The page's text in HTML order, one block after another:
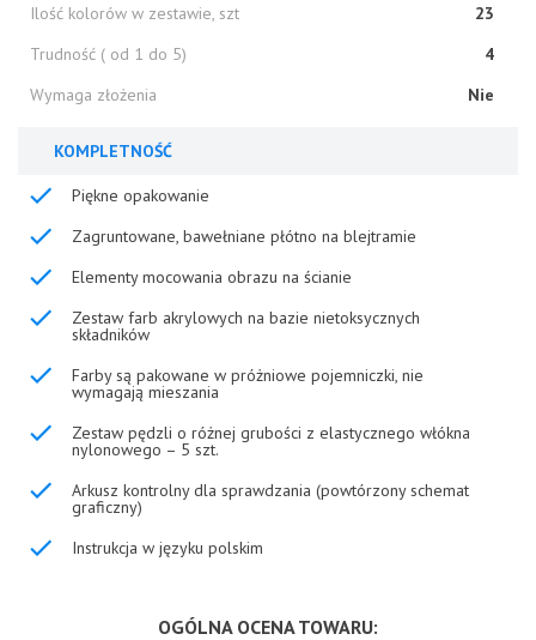
Ilość kolorów w zestawie, szt
23
Trudność ( od 1 do 5)
4
Wymaga złożenia
Nie
KOMPLETNOŚĆ
Piękne opakowanie
Zagruntowane, bawełniane płótno na blejtramie
Elementy mocowania obrazu na ścianie
Zestaw farb akrylowych na bazie nietoksycznych
składników
Farby są pakowane w próżniowe pojemniczki, nie
wymagają mieszania
Zestaw pędzli o różnej grubości z elastycznego włókna
nylonowego – 5 szt.
Arkusz kontrolny dla sprawdzania (powtórzony schemat
graficzny)
Instrukcja w języku polskim
OGÓLNA OCENA TOWARU: